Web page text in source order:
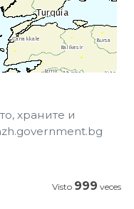
храните и
Visto 999 veces